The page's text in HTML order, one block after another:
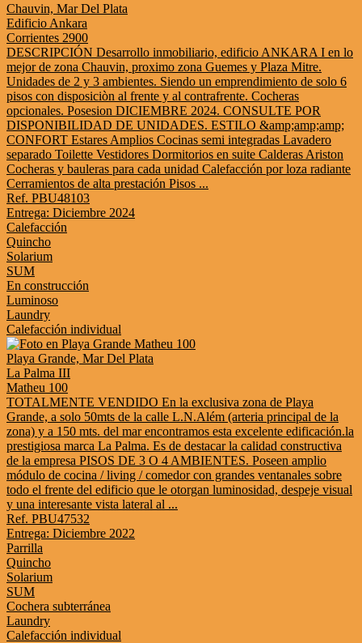
Chauvin, Mar Del Plata
Edificio Ankara
Corrientes 2900
DESCRIPCIÓN Desarrollo inmobiliario, edificio ANKARA I en lo
mejor de zona Chauvin, proximo zona Guemes y Plaza Mitre.
Unidades de 2 y 3 ambientes. Siendo un emprendimiento de solo 6
pisos con disposiciòn al frente y al contrafrente. Cocheras
opcionales. Posesion DICIEMBRE 2024. CONSULTE POR
DISPONIBILIDAD DE UNIDADES. ESTILO &amp;amp;amp;
CONFORT Estares Amplios Cocinas semi integradas Lavadero
separado Toilette Vestidores Dormitorios en suite Calderas Ariston
Cocheras y bauleras para cada unidad Calefacción por loza radiante
Cerramientos de alta prestación Pisos ...
Ref. PBU48103
Entrega: Diciembre 2024
Calefacción
Quincho
Solarium
SUM
En construcción
Luminoso
Laundry
Calefacción individual
Playa Grande, Mar Del Plata
La Palma III
Matheu 100
TOTALMENTE VENDIDO En la exclusiva zona de Playa
Grande, a solo 50mts de la calle L.N.Além (arteria principal de la
zona) y a 150 mts. del mar encontramos esta excelente edificación.la
prestigiosa marca La Palma. Es de destacar la calidad constructiva
de la empresa PISOS DE 3 O 4 AMBIENTES. Poseen amplio
módulo de cocina / living / comedor con grandes ventanales sobre
todo el frente del edificio que le otorgan luminosidad, despeje visual
y una interesante vista lateral al ...
Ref. PBU47532
Entrega: Diciembre 2022
Parrilla
Quincho
Solarium
SUM
Cochera subterránea
Laundry
Calefacción individual